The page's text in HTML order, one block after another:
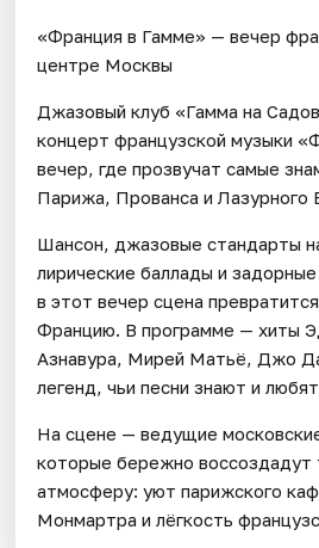
«Франция в Гамме» — вечер
центре Москвы
Джазовый клуб «Гамма на
концерт французской музыки
вечер, где прозвучат самые
Парижа, Прованса и Лазурного
Шансон, джазовые стандарты
лирические баллады и
в этот вечер сцена
Францию. В программе — хиты
Азнавура, Мирей Матьё, Джо
легенд, чьи песни знают и
На сцене — ведущие
которые бережно воссоздадут
атмосферу: уют парижского
Монмартра и лёгкость